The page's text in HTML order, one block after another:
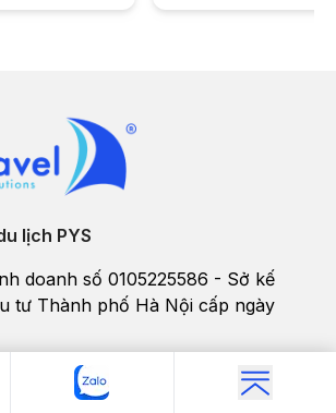
lịch PYS
doanh số 0105225586 - Sở kế
tư Thành phố Hà Nội cấp ngày
doanh Lữ hành Quốc tế số
GPLHQT